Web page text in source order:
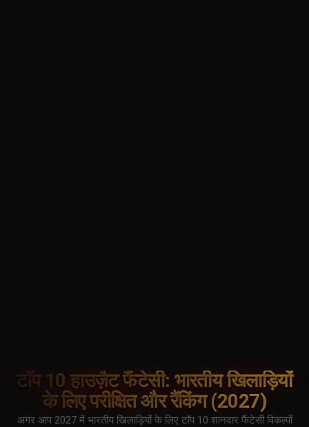
टॉप 10 हाउज़ैट फैंटेसी: भारतीय खिलाड़ियों
के लिए परीक्षित और रैंकिंग (2027)
अगर आप 2027 में भारतीय खिलाड़ियों के लिए टॉप 10 शानदार फैंटेसी विकल्पों